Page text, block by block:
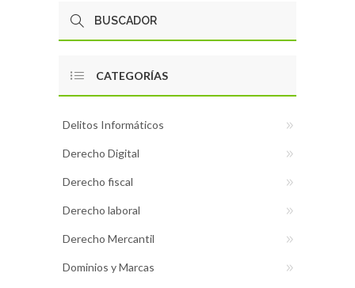
CATEGORÍAS
Delitos Informáticos
Derecho Digital
Derecho fiscal
Derecho laboral
Derecho Mercantil
Dominios y Marcas